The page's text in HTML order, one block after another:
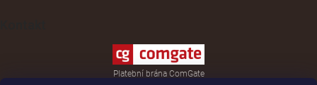
Platební brána ComGate